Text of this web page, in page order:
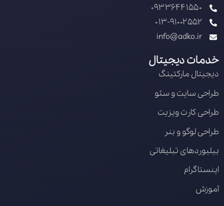
09336441550
013-91002552
info@adko.ir
خدمات دیجیتال
دیجیتال مارکتینگ
طراحی سایت و سئو
طراحی کارت ویزیت
طراحی لوگو و بنر
بیلبوردهای تبلیغاتی
اینستاگرام
آموزش